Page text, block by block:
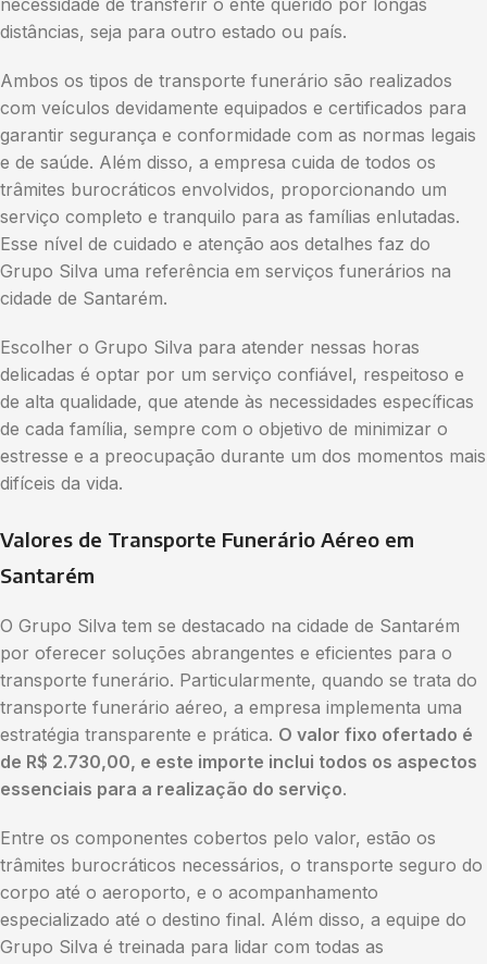
necessidade de transferir o ente querido por longas
distâncias, seja para outro estado ou país.
Ambos os tipos de transporte funerário são realizados
com veículos devidamente equipados e certificados para
garantir segurança e conformidade com as normas legais
e de saúde. Além disso, a empresa cuida de todos os
trâmites burocráticos envolvidos, proporcionando um
serviço completo e tranquilo para as famílias enlutadas.
Esse nível de cuidado e atenção aos detalhes faz do
Grupo Silva uma referência em serviços funerários na
cidade de Santarém.
Escolher o Grupo Silva para atender nessas horas
delicadas é optar por um serviço confiável, respeitoso e
de alta qualidade, que atende às necessidades específicas
de cada família, sempre com o objetivo de minimizar o
estresse e a preocupação durante um dos momentos mais
difíceis da vida.
Valores de Transporte Funerário Aéreo em
Santarém
O Grupo Silva tem se destacado na cidade de Santarém
por oferecer soluções abrangentes e eficientes para o
transporte funerário. Particularmente, quando se trata do
transporte funerário aéreo, a empresa implementa uma
estratégia transparente e prática. O valor fixo ofertado é
de R$ 2.730,00, e este importe inclui todos os aspectos
essenciais para a realização do serviço.
Entre os componentes cobertos pelo valor, estão os
trâmites burocráticos necessários, o transporte seguro do
corpo até o aeroporto, e o acompanhamento
especializado até o destino final. Além disso, a equipe do
Grupo Silva é treinada para lidar com todas as